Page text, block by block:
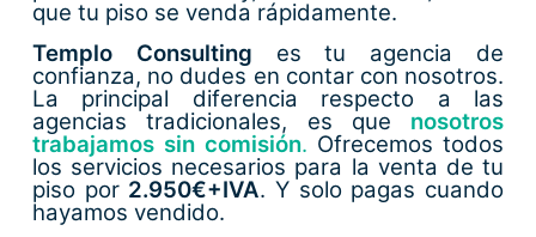
que tu piso se venda rápidamente.
Templo Consulting es tu agencia de
confianza, no dudes en contar con nosotros.
La principal diferencia respecto a las
agencias tradicionales, es que nosotros
trabajamos sin comisión. Ofrecemos todos
los servicios necesarios para la venta de tu
piso por 2.950€+IVA. Y solo pagas cuando
hayamos vendido.